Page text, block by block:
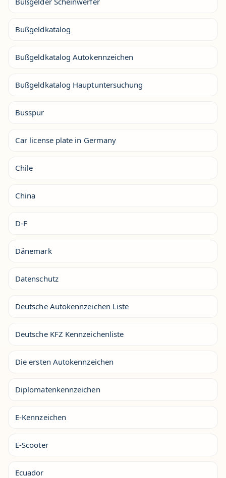
Bußgeldkatalog
Bußgeldkatalog Autokennzeichen
Bußgeldkatalog Hauptuntersuchung
Busspur
Car license plate in Germany
Chile
China
D-F
Dänemark
Datenschutz
Deutsche Autokennzeichen Liste
Deutsche KFZ Kennzeichenliste
Die ersten Autokennzeichen
Diplomatenkennzeichen
E-Kennzeichen
E-Scooter
Ecuador